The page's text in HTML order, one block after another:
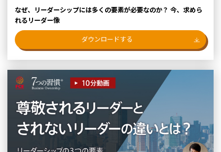
なぜ、リーダーシップには多くの要素が必要なのか？ 今、求めら
れるリーダー像
ダウンロードする